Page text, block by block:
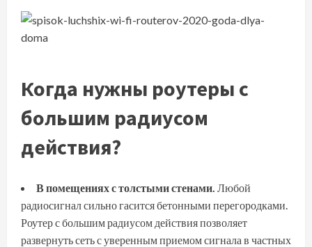
Когда нужны роутеры с
большим радиусом
действия?
В помещениях с толстыми стенами. Любой
радиосигнал сильно гасится бетонными перегородками.
Роутер с большим радиусом действия позволяет
развернуть сеть с уверенным приемом сигнала в частных